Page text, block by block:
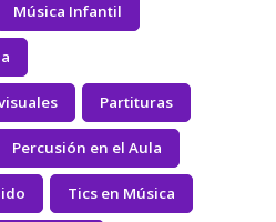
Música Infantil
Partituras
Percusión en el Aula
Tics en Música